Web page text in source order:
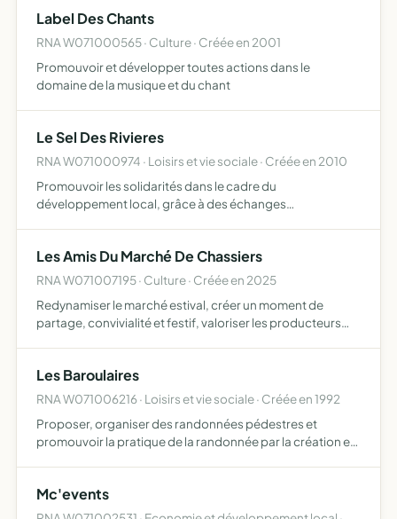
Label Des Chants
RNA W071000565 · Culture · Créée en 2001
Promouvoir et développer toutes actions dans le
domaine de la musique et du chant
Le Sel Des Rivieres
RNA W071000974 · Loisirs et vie sociale · Créée en 2010
Promouvoir les solidarités dans le cadre du
développement local, grâce à des échanges
le cadre de neutralit…
Les Amis Du Marché De Chassiers
RNA W071007195 · Culture · Créée en 2025
Redynamiser le marché estival, créer un moment de
partage, convivialité et festif, valoriser les producteurs
Les Baroulaires
RNA W071006216 · Loisirs et vie sociale · Créée en 1992
Proposer, organiser des randonnées pédestres et
promouvoir la pratique de la randonnée par la création et
Mc'events